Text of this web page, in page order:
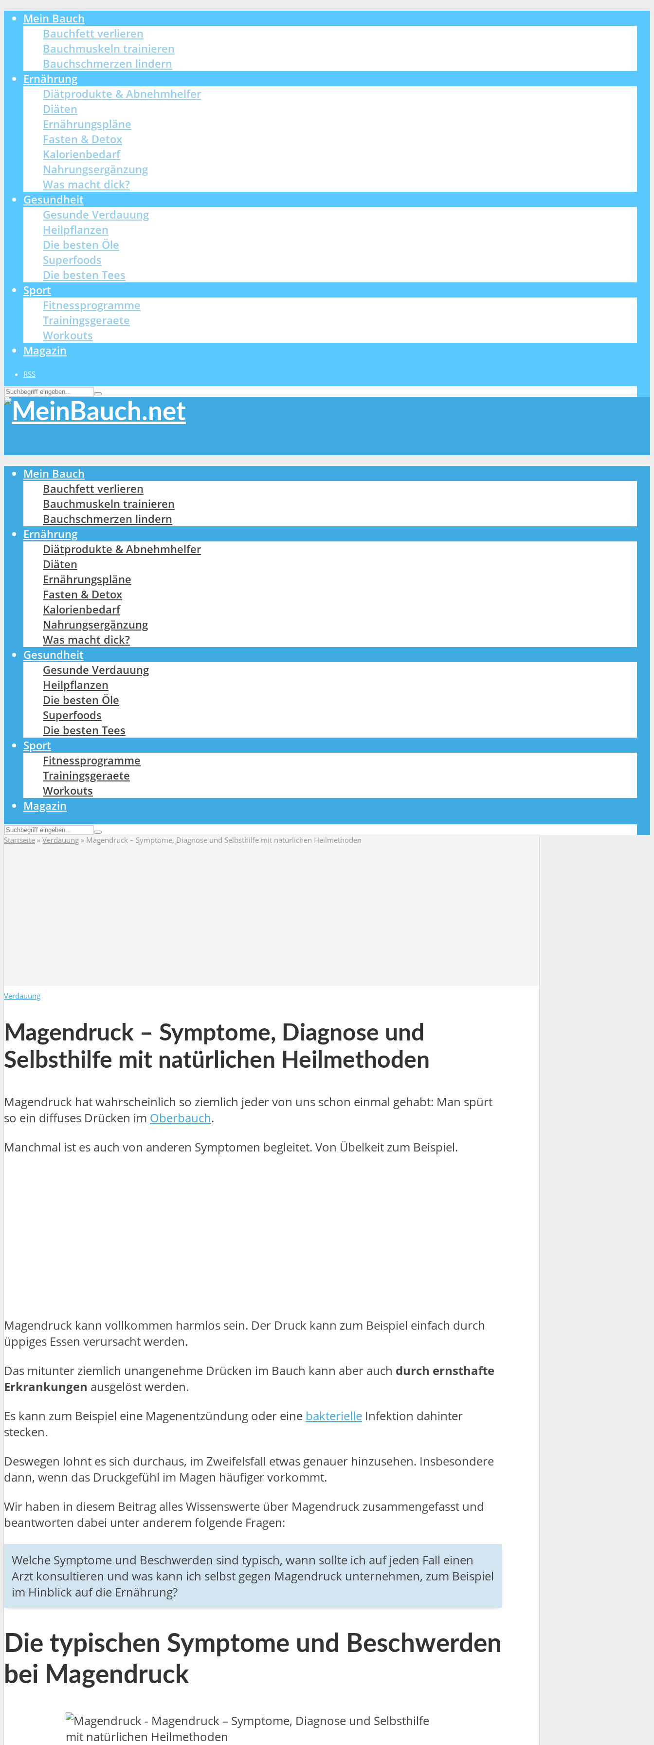
Mein Bauch
Bauchfett verlieren
Bauchmuskeln trainieren
Bauchschmerzen lindern
Ernährung
Diätprodukte & Abnehmhelfer
Diäten
Ernährungspläne
Fasten & Detox
Kalorienbedarf
Nahrungsergänzung
Was macht dick?
Gesundheit
Gesunde Verdauung
Heilpflanzen
Die besten Öle
Superfoods
Die besten Tees
Sport
Fitnessprogramme
Trainingsgeraete
Workouts
Magazin
RSS
Mein Bauch
Bauchfett verlieren
Bauchmuskeln trainieren
Bauchschmerzen lindern
Ernährung
Diätprodukte & Abnehmhelfer
Diäten
Ernährungspläne
Fasten & Detox
Kalorienbedarf
Nahrungsergänzung
Was macht dick?
Gesundheit
Gesunde Verdauung
Heilpflanzen
Die besten Öle
Superfoods
Die besten Tees
Sport
Fitnessprogramme
Trainingsgeraete
Workouts
Magazin
Startseite » Verdauung » Magendruck – Symptome, Diagnose und Selbsthilfe mit natürlichen Heilmethoden
Verdauung
Magendruck – Symptome, Diagnose und
Selbsthilfe mit natürlichen Heilmethoden
Magendruck hat wahrscheinlich so ziemlich jeder von uns schon einmal gehabt: Man spürt
so ein diffuses Drücken im Oberbauch.
Manchmal ist es auch von anderen Symptomen begleitet. Von Übelkeit zum Beispiel.
Magendruck kann vollkommen harmlos sein. Der Druck kann zum Beispiel einfach durch
üppiges Essen verursacht werden.
Das mitunter ziemlich unangenehme Drücken im Bauch kann aber auch durch ernsthafte
Erkrankungen ausgelöst werden.
Es kann zum Beispiel eine Magenentzündung oder eine bakterielle Infektion dahinter
stecken.
Deswegen lohnt es sich durchaus, im Zweifelsfall etwas genauer hinzusehen. Insbesondere
dann, wenn das Druckgefühl im Magen häufiger vorkommt.
Wir haben in diesem Beitrag alles Wissenswerte über Magendruck zusammengefasst und
beantworten dabei unter anderem folgende Fragen:
Welche Symptome und Beschwerden sind typisch, wann sollte ich auf jeden Fall einen
Arzt konsultieren und was kann ich selbst gegen Magendruck unternehmen, zum Beispiel
im Hinblick auf die Ernährung?
Die typischen Symptome und Beschwerden
bei Magendruck